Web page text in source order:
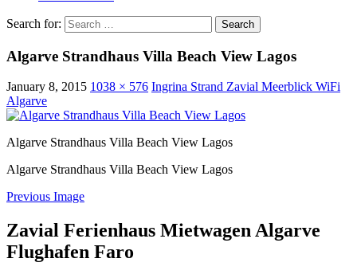
Search for:
Algarve Strandhaus Villa Beach View Lagos
January 8, 2015 1038 × 576 Ingrina Strand Zavial Meerblick WiFi
Algarve
Algarve Strandhaus Villa Beach View Lagos
Algarve Strandhaus Villa Beach View Lagos
Previous Image
Zavial Ferienhaus Mietwagen Algarve
Flughafen Faro